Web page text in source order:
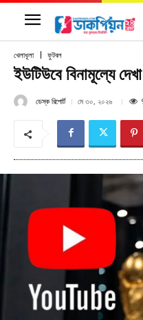
খেলাধূলা ফুটবল
ইউটিউবে বিনামূল্যে
ডেস্ক রিপোর্ট মে ৩০, ২০২৬